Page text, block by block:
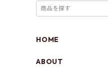
HOME
ABOUT